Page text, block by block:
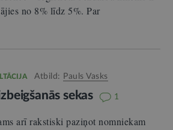
no 8% līdz 5%. Par
Atbild: Pauls Vasks
sekas 1
arī rakstiski paziņot nomniekam